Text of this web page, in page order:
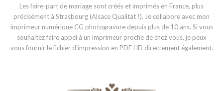
Les faire-part de mariage sont créés et imprimés en France, plus
précisément à Strasbourg (Alsace Qualität !). Je collabore avec mon
imprimeur numérique CG photogravure depuis plus de 10 ans. Si vous
souhaitez faire appel à un imprimeur proche de chez vous, je peux
vous fournir le fichier d’impression en PDF HD directement également.